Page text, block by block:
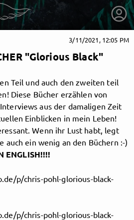
to Blutengel
3/11/2021, 12:05 PM
"Glorious Black"
Teil und auch den zweiten teil
Diese Bücher erzählen von
aus der damaligen Zeit
Einblicken in mein Leben!
Wenn ihr Lust habt, legt
auch ein wenig an den Büchern :-)
ENGLISH!!!!
p/chris-pohl-glorious-black-
p/chris-pohl-glorious-black-